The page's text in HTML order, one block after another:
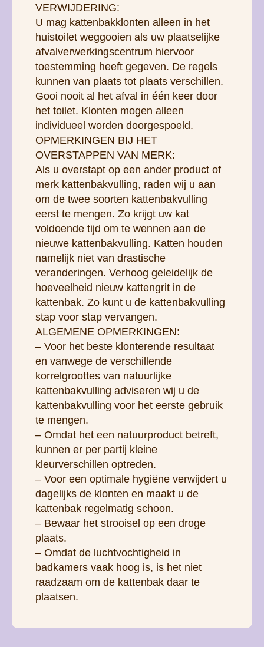
VERWIJDERING:
U mag kattenbakklonten alleen in het
huistoilet weggooien als uw plaatselijke
afvalverwerkingscentrum hiervoor
toestemming heeft gegeven. De regels
kunnen van plaats tot plaats verschillen.
Gooi nooit al het afval in één keer door
het toilet. Klonten mogen alleen
individueel worden doorgespoeld.
OPMERKINGEN BIJ HET
OVERSTAPPEN VAN MERK:
Als u overstapt op een ander product of
merk kattenbakvulling, raden wij u aan
om de twee soorten kattenbakvulling
eerst te mengen. Zo krijgt uw kat
voldoende tijd om te wennen aan de
nieuwe kattenbakvulling. Katten houden
namelijk niet van drastische
veranderingen. Verhoog geleidelijk de
hoeveelheid nieuw kattengrit in de
kattenbak. Zo kunt u de kattenbakvulling
stap voor stap vervangen.
ALGEMENE OPMERKINGEN:
– Voor het beste klonterende resultaat
en vanwege de verschillende
korrelgroottes van natuurlijke
kattenbakvulling adviseren wij u de
kattenbakvulling voor het eerste gebruik
te mengen.
– Omdat het een natuurproduct betreft,
kunnen er per partij kleine
kleurverschillen optreden.
– Voor een optimale hygiëne verwijdert u
dagelijks de klonten en maakt u de
kattenbak regelmatig schoon.
– Bewaar het strooisel op een droge
plaats.
– Omdat de luchtvochtigheid in
badkamers vaak hoog is, is het niet
raadzaam om de kattenbak daar te
plaatsen.